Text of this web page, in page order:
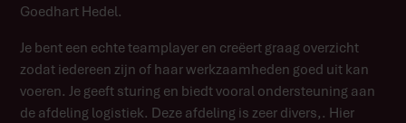
Goedhart Hedel.
Je bent een echte teamplayer en creëert graag overzicht
zodat iedereen zijn of haar werkzaamheden goed uit kan
voeren. Je geeft sturing en biedt vooral ondersteuning aan
de afdeling logistiek. Deze afdeling is zeer divers,. Hier